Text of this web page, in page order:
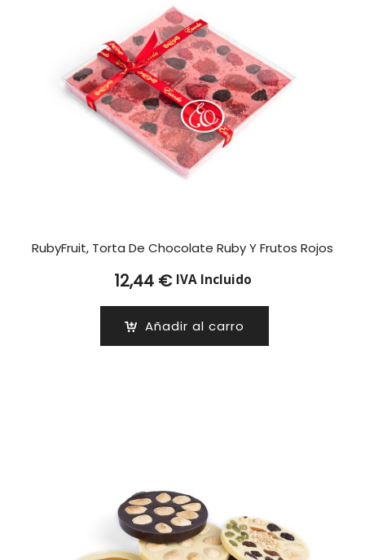
RubyFruit, Torta De Chocolate Ruby Y Frutos Rojos
12,44 € IVA Incluido
Añadir al carro